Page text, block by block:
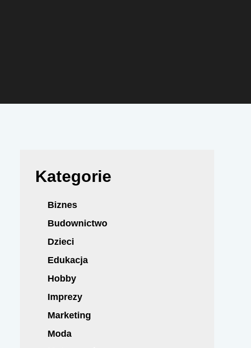
Kategorie
Biznes
Budownictwo
Dzieci
Edukacja
Hobby
Imprezy
Marketing
Moda